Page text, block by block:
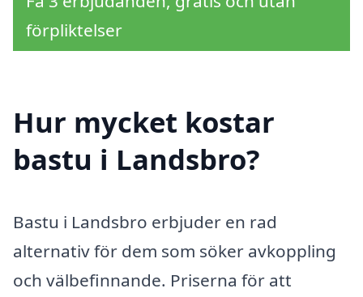
förpliktelser
Hur mycket kostar
bastu i Landsbro?
Bastu i Landsbro erbjuder en rad
alternativ för dem som söker avkoppling
och välbefinnande. Priserna för att